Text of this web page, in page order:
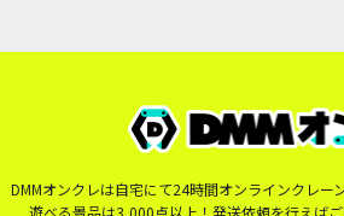
DMMオンクレは自宅にて24時間オンラインクレー